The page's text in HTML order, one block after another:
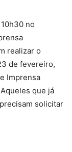
no
realizar o
de fevereiro,
Imprensa
que já
solicitar